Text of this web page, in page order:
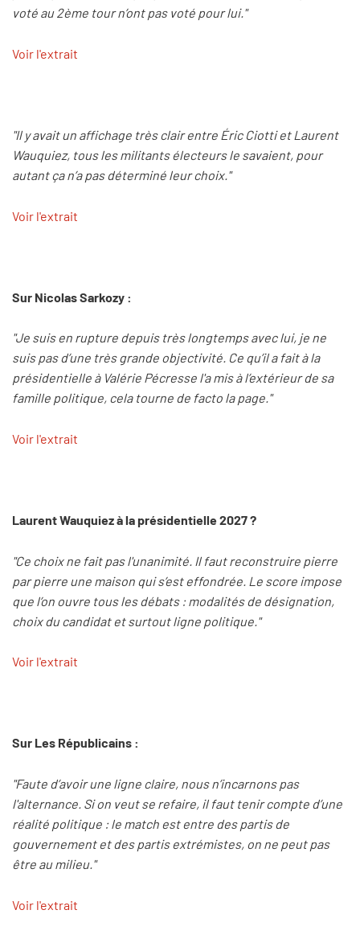
voté au 2ème tour n’ont pas voté pour lui."
Voir l'extrait
"Il y avait un affichage très clair entre Éric Ciotti et Laurent
Wauquiez, tous les militants électeurs le savaient, pour
autant ça n’a pas déterminé leur choix."
Voir l'extrait
Sur Nicolas Sarkozy :
"Je suis en rupture depuis très longtemps avec lui, je ne
suis pas d’une très grande objectivité. Ce qu’il a fait à la
présidentielle à Valérie Pécresse l'a mis à l’extérieur de sa
famille politique, cela tourne de facto la page."
Voir l'extrait
Laurent Wauquiez à la présidentielle 2027 ?
"Ce choix ne fait pas l'unanimité. Il faut reconstruire pierre
par pierre une maison qui s’est effondrée. Le score impose
que l’on ouvre tous les débats : modalités de désignation,
choix du candidat et surtout ligne politique."
Voir l'extrait
Sur Les Républicains :
"Faute d’avoir une ligne claire, nous n’incarnons pas
l'alternance. Si on veut se refaire, il faut tenir compte d’une
réalité politique : le match est entre des partis de
gouvernement et des partis extrémistes, on ne peut pas
être au milieu."
Voir l'extrait